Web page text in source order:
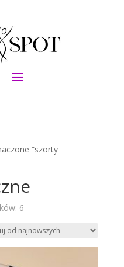
“szorty
6Posortowane
najnowszych